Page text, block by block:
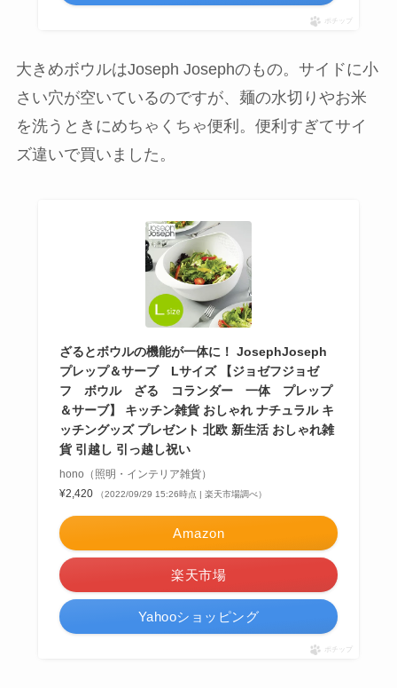
ポチップ
大きめボウルはJoseph Josephのもの。サイドに小
さい穴が空いているのですが、麺の水切りやお米
を洗うときにめちゃくちゃ便利。便利すぎてサイ
ズ違いで買いました。
ざるとボウルの機能が一体に！ JosephJoseph
プレップ＆サーブ Lサイズ 【ジョゼフジョゼ
フ ボウル ざる コランダー 一体 プレップ
＆サーブ】 キッチン雑貨 おしゃれ ナチュラル キ
ッチングッズ プレゼント 北欧 新生活 おしゃれ雑
貨 引越し 引っ越し祝い
hono（照明・インテリア雑貨）
¥2,420
（2022/09/29 15:26時点 | 楽天市場調べ）
Amazon
楽天市場
Yahooショッピング
ポチップ